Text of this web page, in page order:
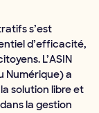
s’est
d’efficacité,
L’ASIN
Numérique) a
solution libre et
la gestion